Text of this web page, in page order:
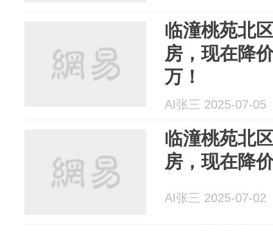
临潼桃苑北
房，现在降
万！
AI张三 2025-07-05
临潼桃苑北
房，现在降
AI张三 2025-07-02